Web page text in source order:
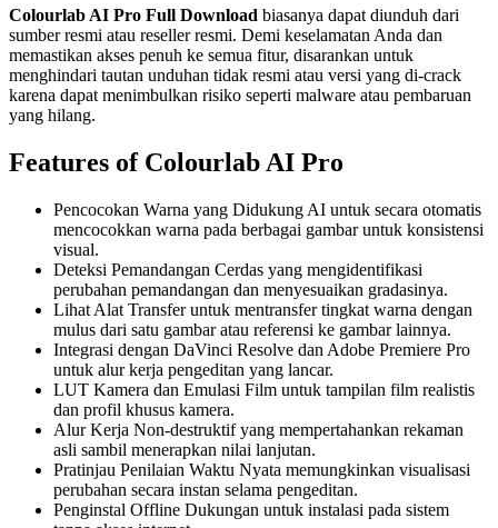
Colourlab AI Pro Full Download biasanya dapat diunduh dari
sumber resmi atau reseller resmi. Demi keselamatan Anda dan
memastikan akses penuh ke semua fitur, disarankan untuk
menghindari tautan unduhan tidak resmi atau versi yang di-crack
karena dapat menimbulkan risiko seperti malware atau pembaruan
yang hilang.
Features of Colourlab AI Pro
Pencocokan Warna yang Didukung AI untuk secara otomatis
mencocokkan warna pada berbagai gambar untuk konsistensi
visual.
Deteksi Pemandangan Cerdas yang mengidentifikasi
perubahan pemandangan dan menyesuaikan gradasinya.
Lihat Alat Transfer untuk mentransfer tingkat warna dengan
mulus dari satu gambar atau referensi ke gambar lainnya.
Integrasi dengan DaVinci Resolve dan Adobe Premiere Pro
untuk alur kerja pengeditan yang lancar.
LUT Kamera dan Emulasi Film untuk tampilan film realistis
dan profil khusus kamera.
Alur Kerja Non-destruktif yang mempertahankan rekaman
asli sambil menerapkan nilai lanjutan.
Pratinjau Penilaian Waktu Nyata memungkinkan visualisasi
perubahan secara instan selama pengeditan.
Penginstal Offline Dukungan untuk instalasi pada sistem